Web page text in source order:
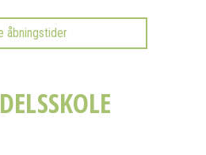
åbningstider